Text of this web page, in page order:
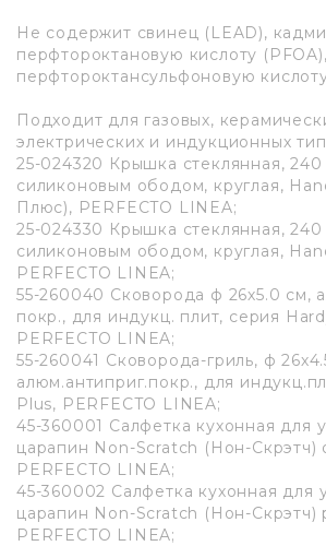
Не содержит свинец (LEAD),
перфтороктановую кислоту (PFOA),
перфтороктансульфоновую
Подходит для газовых,
электрических и индукционных
25-024320 Крышка стеклянная,
силиконовым ободом, круглая,
Плюс), PERFECTO LINEA;
25-024330 Крышка стеклянная,
силиконовым ободом, круглая,
PERFECTO LINEA;
55-260040 Сковорода ф 26х5.0 см,
покр., для индукц. плит, серия
PERFECTO LINEA;
55-260041 Сковорода-гриль, ф
алюм.антиприг.покр., для
Plus, PERFECTO LINEA;
45-360001 Салфетка кухонная для
царапин Non-Scratch (Нон-Скрэтч)
PERFECTO LINEA;
45-360002 Салфетка кухонная для
царапин Non-Scratch (Нон-Скрэтч)
PERFECTO LINEA;